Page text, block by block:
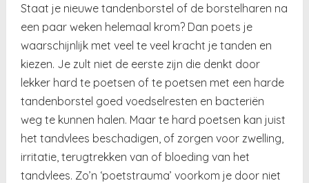
Staat je nieuwe tandenborstel of de borstelharen na
een paar weken helemaal krom? Dan poets je
waarschijnlijk met veel te veel kracht je tanden en
kiezen. Je zult niet de eerste zijn die denkt door
lekker hard te poetsen of te poetsen met een harde
tandenborstel goed voedselresten en bacteriën
weg te kunnen halen. Maar te hard poetsen kan juist
het tandvlees beschadigen, of zorgen voor zwelling,
irritatie, terugtrekken van of bloeding van het
tandvlees. Zo’n ‘poetstrauma’ voorkom je door niet